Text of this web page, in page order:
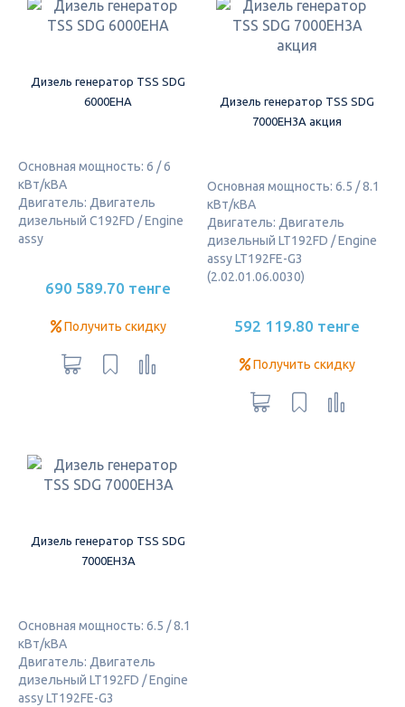
Дизель генератор TSS SDG
6000EHA
Основная мощность: 6 / 6
кВт/кВА
Двигатель: Двигатель
дизельный C192FD / Engine
assy
690 589.70 тенге
Получить скидку
Дизель генератор TSS SDG
7000EH3A акция
Основная мощность: 6.5 / 8.1
кВт/кВА
Двигатель: Двигатель
дизельный LT192FD / Engine
assy LT192FE-G3
(2.02.01.06.0030)
592 119.80 тенге
Получить скидку
Дизель генератор TSS SDG
7000EH3A
Основная мощность: 6.5 / 8.1
кВт/кВА
Двигатель: Двигатель
дизельный LT192FD / Engine
assy LT192FE-G3